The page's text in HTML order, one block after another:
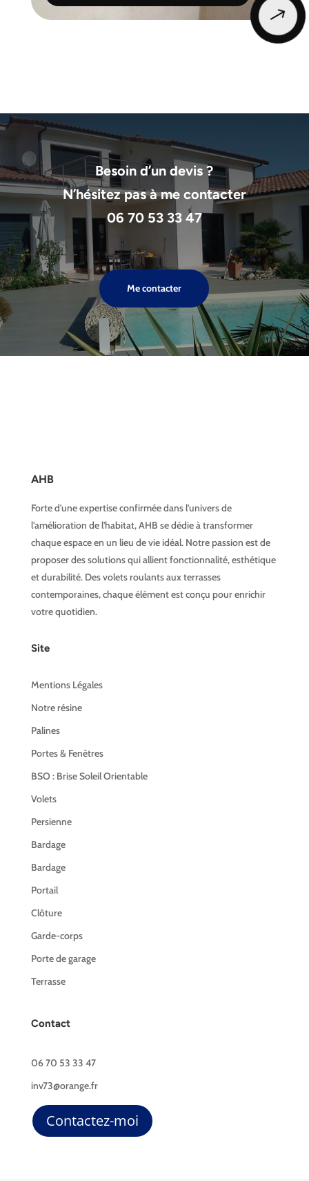
$
Besoin d’un devis ?
N’hésitez pas à me contacter
06 70 53 33 47
Me contacter
AHB
Forte d'une expertise confirmée dans l'univers de
l'amélioration de l'habitat, AHB se dédie à transformer
chaque espace en un lieu de vie idéal. Notre passion est de
proposer des solutions qui allient fonctionnalité, esthétique
et durabilité. Des volets roulants aux terrasses
contemporaines, chaque élément est conçu pour enrichir
votre quotidien.
Site
Mentions Légales
Notre résine
Palines
Portes & Fenêtres
BSO : Brise Soleil Orientable
Volets
Persienne
Bardage
Bardage
Portail
Clôture
Garde-corps
Porte de garage
Terrasse
Contact
06 70 53 33 47
inv73@orange.fr
Contactez-moi